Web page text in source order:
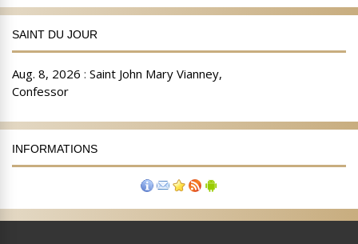
SAINT DU JOUR
INFORMATIONS